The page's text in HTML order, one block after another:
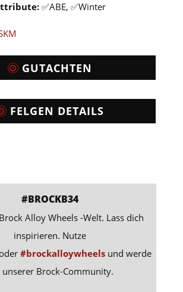
✅ABE, ✅Winter
GUTACHTEN
FELGEN DETAILS
#BROCKB34
Alloy Wheels -Welt. Lass dich
inspirieren. Nutze
#brockalloywheelsund werde
unserer Brock-Community.